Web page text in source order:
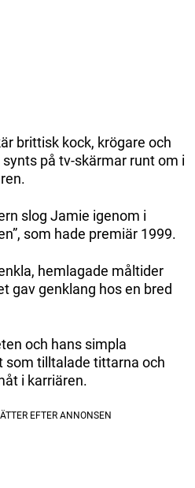
brittisk kock, krögare och
på tv-skärmar runt om i
slog Jamie igenom i
som hade premiär 1999.
hemlagade måltider
gav genklang hos en bred
och hans simpla
som tilltalade tittarna och
i karriären.